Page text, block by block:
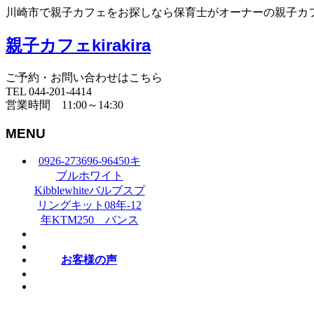
川崎市で親子カフェをお探しなら保育士がオーナーの親子カ
親子カフェkirakira
ご予約・お問い合わせはこちら
TEL 044-201-4414
営業時間 11:00～14:30
MENU
0926-273696-96450キ
ブルホワイト
Kibblewhiteバルブスプ
リングキット08年-12
年KTM250 バンス
お客様の声